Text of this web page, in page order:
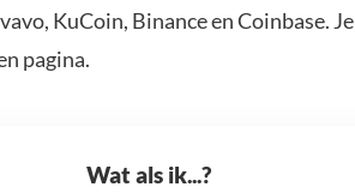
KuCoin, Binance en Coinbase.
pagina.
Wat als ik...?